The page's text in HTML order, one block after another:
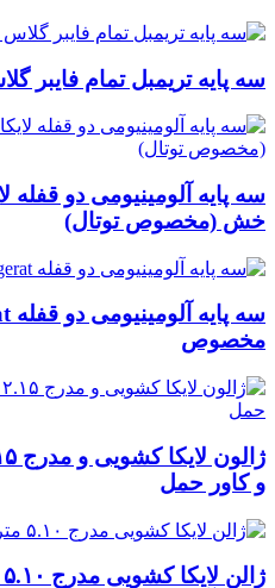
سه پایه تریمبل تمام فایبر
سه پایه آلومینیومی دو قفله
خش (مخصوص توتال)
مخصوص
و کاور حمل